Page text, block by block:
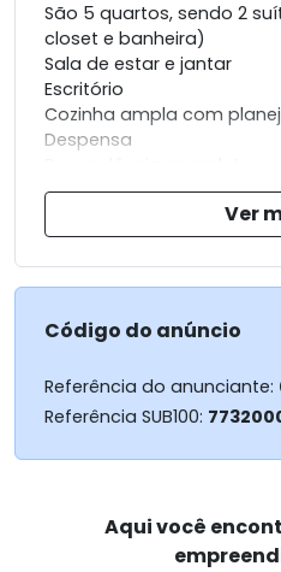
São 5 quartos, sendo 2
closet e banheira)
Sala de estar e jantar
Escritório
Cozinha ampla com
Despensa
Área de lazer com
Canil
2 vagas de garagem.
Ver
Código do anúncio
Referência do anunciante:
Referência SUB100:
Aqui você